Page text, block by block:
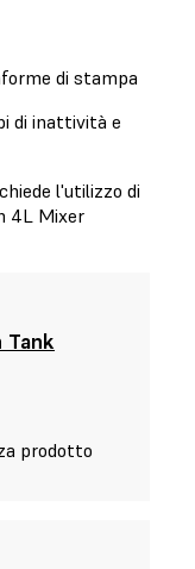
Tank
prodotto
di stampa
di inattività e
l'utilizzo di
4L Mixer